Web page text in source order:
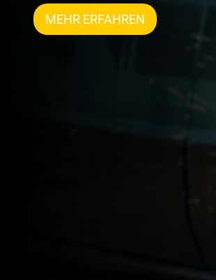
MEHR ERFAHREN